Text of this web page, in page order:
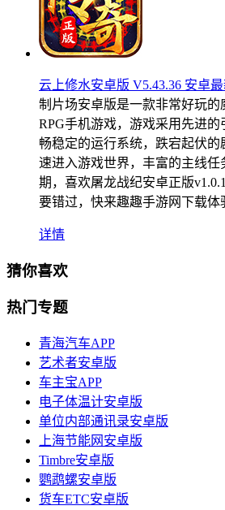
云上修水安卓版 V5.43.36 安卓
制片场安卓版是一款非常好玩的
RPG手机游戏，游戏采用先进
畅稳定的运行系统，跌宕起伏
速进入游戏世界，丰富的主线
期，喜欢屠龙战纪安卓正版
要错过，快来趣趣手游网下载体
详情
猜你喜欢
热门专题
青海汽车APP
艺术者安卓版
车主宝APP
电子体温计安卓版
单位内部通讯录安卓版
上海节能网安卓版
Timbre安卓版
鹦鹉螺安卓版
货车ETC安卓版